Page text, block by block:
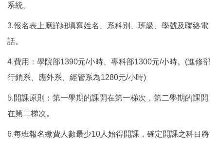
系統。
3.報名表上應詳細填寫姓名、系科別、班級、學號及聯絡電
話。
4.費用：學院部1390元/小時、專科部1300元/小時。(進修部
行銷系、應外系、經管系為1280元/小時)
5.開課原則：第一學期的課開在第一梯次，第二學期的課開
在第二梯次。
6.每班報名繳費人數最少10人始得開課，確定開課之科目將